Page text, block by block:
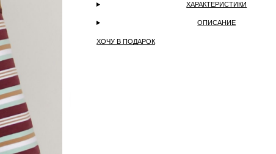
ХАРАКТЕРИСТИКИ
ОПИСАНИЕ
ХОЧУ В ПОДАРОК